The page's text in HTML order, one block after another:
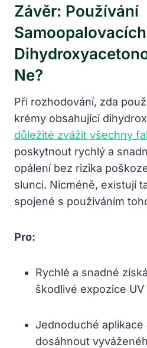
Závěr: Používání
Ne?
Při rozhodování, zda
krémy obsahující
důležité zvážit všechny
poskytnout rychlý a
opálení bez rizika
slunci. Nicméně, existují
spojené s používáním
Pro:
Rychlé a snadné
škodlivé expozice UV
Jednoduché aplikace
dosáhnout